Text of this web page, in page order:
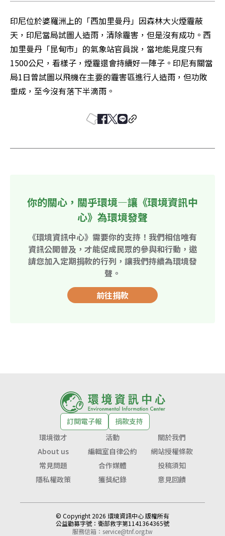
印尼位於婆羅洲上的「西加里曼丹」因森林大火煙霾蔽
天，印尼當局試圖人造雨，清除霾害，但是沒有成功。西
加里曼丹「昆甸市」的氣象站官員說，當地能見度只有
1500公尺，看樣子，煙霾還會持續好一陣子。印尼有關當
局1日曾試圖以飛機在主要的霾害區進行人造雨，但功敗
垂成，至今沒有落下半滴雨。
你的關心，關乎環境—讓《環境資訊中
心》為環境發聲
《環境資訊中心》需要你的支持！我們相信唯有
資訊公開普及，才能促成民眾的參與和行動，邀
請您加入定期捐款的行列，讓我們持續為環境發
聲。
前往捐款
訂閱電子報
捐款支持
環境徵才
活動
關於我們
About us
編輯室自律公約
網站授權條款
常見問題
合作媒體
投稿須知
隱私權政策
獲獎紀錄 意見回饋
© Copyright 2026 環境資訊中心 版權所有
公益勸募字號： 衛部救字第1141364365號
服務信箱： service@tnf.org.tw